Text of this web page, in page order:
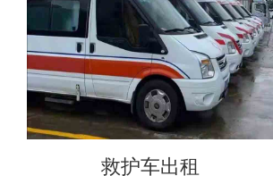
救护车出租